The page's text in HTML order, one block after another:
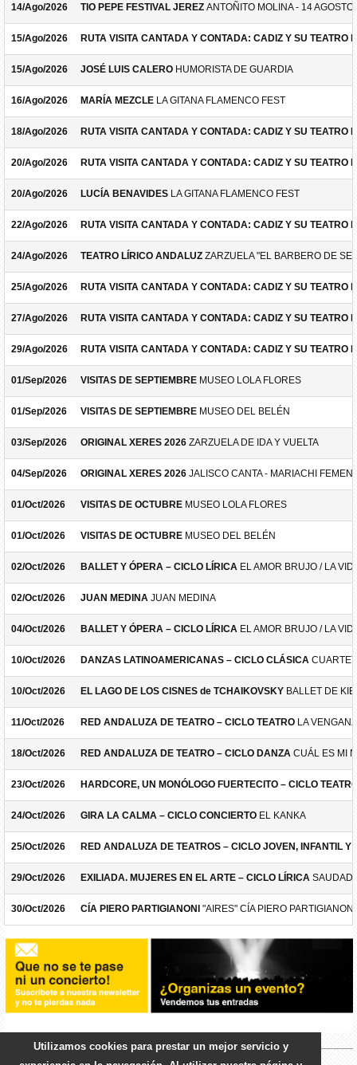
14/Ago/2026 TIO PEPE FESTIVAL JEREZ ANTOÑITO MOLINA - 14 AGOSTO
15/Ago/2026 RUTA VISITA CANTADA Y CONTADA: CADIZ Y SU TEATRO
15/Ago/2026 JOSÉ LUIS CALERO HUMORISTA DE GUARDIA
16/Ago/2026 MARÍA MEZCLE LA GITANA FLAMENCO FEST
18/Ago/2026 RUTA VISITA CANTADA Y CONTADA: CADIZ Y SU TEATRO
20/Ago/2026 RUTA VISITA CANTADA Y CONTADA: CADIZ Y SU TEATRO
20/Ago/2026 LUCÍA BENAVIDES LA GITANA FLAMENCO FEST
22/Ago/2026 RUTA VISITA CANTADA Y CONTADA: CADIZ Y SU TEATRO
24/Ago/2026 TEATRO LÍRICO ANDALUZ ZARZUELA "EL BARBERO DE
25/Ago/2026 RUTA VISITA CANTADA Y CONTADA: CADIZ Y SU TEATRO
27/Ago/2026 RUTA VISITA CANTADA Y CONTADA: CADIZ Y SU TEATRO
29/Ago/2026 RUTA VISITA CANTADA Y CONTADA: CADIZ Y SU TEATRO
01/Sep/2026 VISITAS DE SEPTIEMBRE MUSEO LOLA FLORES
01/Sep/2026 VISITAS DE SEPTIEMBRE MUSEO DEL BELÉN
03/Sep/2026 ORIGINAL XERES 2026 ZARZUELA DE IDA Y VUELTA
04/Sep/2026 ORIGINAL XERES 2026 JALISCO CANTA - MARIACHI
01/Oct/2026 VISITAS DE OCTUBRE MUSEO LOLA FLORES
01/Oct/2026 VISITAS DE OCTUBRE MUSEO DEL BELÉN
02/Oct/2026 BALLET Y ÓPERA – CICLO LÍRICA EL AMOR BRUJO / LA
02/Oct/2026 JUAN MEDINA JUAN MEDINA
04/Oct/2026 BALLET Y ÓPERA – CICLO LÍRICA EL AMOR BRUJO / LA
10/Oct/2026 DANZAS LATINOAMERICANAS – CICLO CLÁSICA
10/Oct/2026 EL LAGO DE LOS CISNES de TCHAIKOVSKY BALLET DE
11/Oct/2026 RED ANDALUZA DE TEATRO – CICLO TEATRO LA
18/Oct/2026 RED ANDALUZA DE TEATRO – CICLO DANZA CUÁL ES MI
23/Oct/2026 HARDCORE, UN MONÓLOGO FUERTECITO – CICLO
24/Oct/2026 GIRA LA CALMA – CICLO CONCIERTO EL KANKA
25/Oct/2026 RED ANDALUZA DE TEATROS – CICLO JOVEN, INFANTIL Y
29/Oct/2026 EXILIADA. MUJERES EN EL ARTE – CICLO LÍRICA
30/Oct/2026 CÍA PIERO PARTIGIANONI "AIRES" CÍA PIERO PARTIGIANONI
Utilizamos cookies para prestar un mejor servicio y